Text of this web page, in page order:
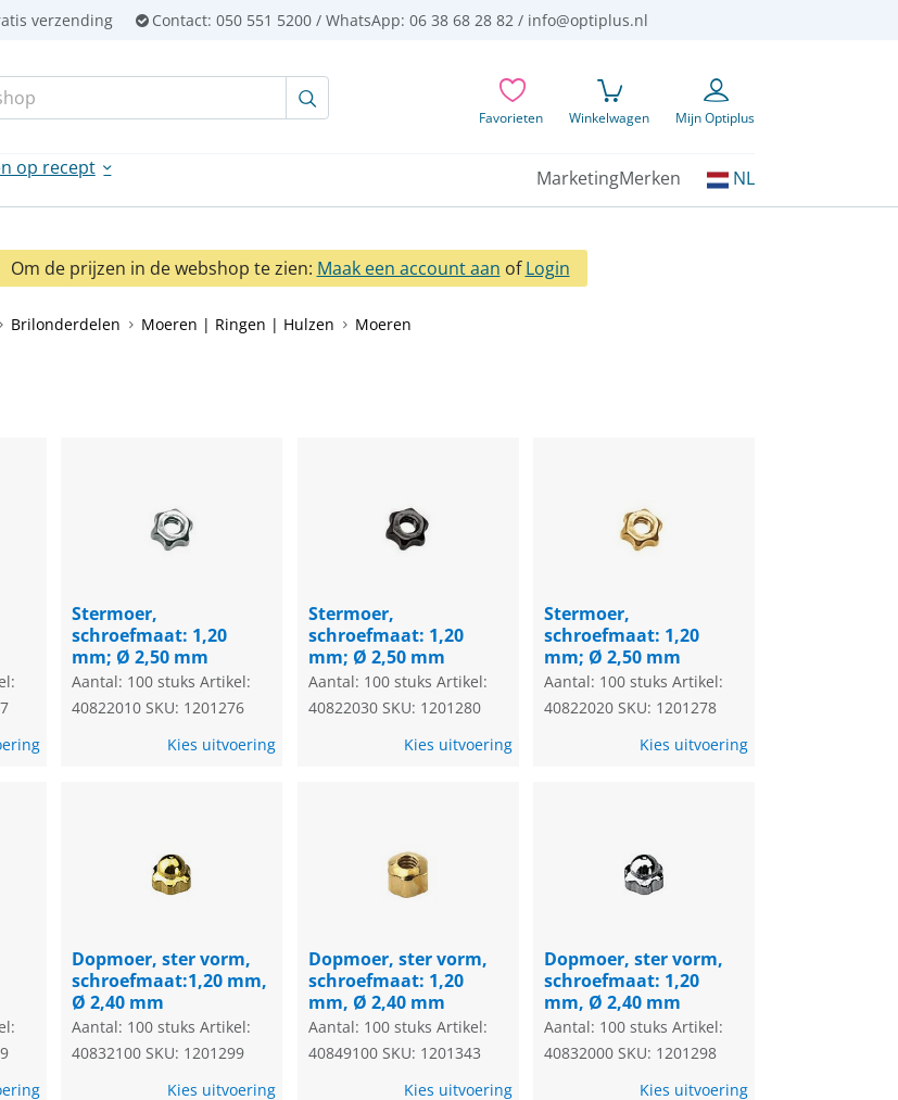
verzending Contact: 050 551 5200 / WhatsApp: 06 38 68 28 82 / info@optiplus.nl
Favorieten Winkelwagen Mijn Optiplus
op recept MarketingMerken
Kies
uw
NL
Om de prijzen in de webshop te zien: Maak een account aan ofLogin
Brilonderdelen Moeren | Ringen | Hulzen Moeren
Stermoer,
schroefmaat: 1,20
mm; Ø 2,50 mm
Aantal: 100 stuks Artikel:
40822010 SKU: 1201276
Kies uitvoering
Stermoer,
schroefmaat: 1,20
mm; Ø 2,50 mm
Aantal: 100 stuks Artikel:
40822030 SKU: 1201280
Kies uitvoering
Stermoer,
schroefmaat: 1,20
mm; Ø 2,50 mm
Aantal: 100 stuks Artikel:
40822020 SKU: 1201278
Kies uitvoering
Dopmoer, ster vorm,
schroefmaat:1,20 mm,
Ø 2,40 mm
Aantal: 100 stuks Artikel:
40832100 SKU: 1201299
Kies uitvoering
Dopmoer, ster vorm,
schroefmaat: 1,20
mm, Ø 2,40 mm
Aantal: 100 stuks Artikel:
40849100 SKU: 1201343
Kies uitvoering
Dopmoer, ster vorm,
schroefmaat: 1,20
mm, Ø 2,40 mm
Aantal: 100 stuks Artikel:
40832000 SKU: 1201298
Kies uitvoering